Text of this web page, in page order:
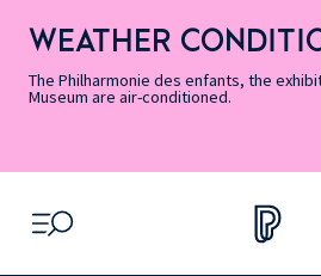
Accessibility
Informations
Menu
Menu
content
footer
Map
Search
Message d’information
WEATHER
The Philharmonie des enfants, the
Museum are air-conditioned.
OPEN MENU